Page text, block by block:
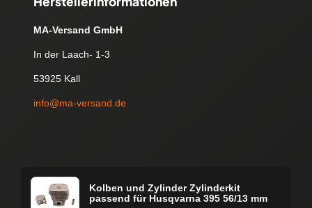
MA-Versand GmbH
In der Laach- 1-3
53925 Kall
info@ma-versand.de
Kolben und Zylinder Zylinderkit
passend für Husqvarna 395 56/13 mm